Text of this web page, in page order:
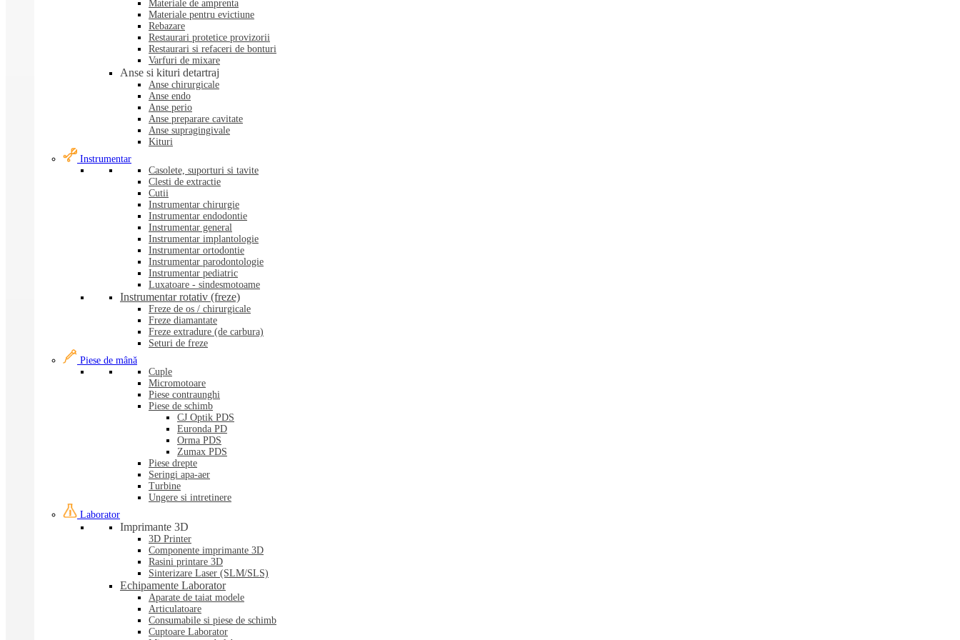
Materiale de amprenta
Materiale pentru evictiune
Rebazare
Restaurari protetice provizorii
Restaurari si refaceri de bonturi
Varfuri de mixare
Anse si kituri detartraj
Anse chirurgicale
Anse endo
Anse perio
Anse preparare cavitate
Anse supragingivale
Kituri
Instrumentar
Casolete, suporturi si tavite
Clesti de extractie
Cutii
Instrumentar chirurgie
Instrumentar endodontie
Instrumentar general
Instrumentar implantologie
Instrumentar ortodontie
Instrumentar parodontologie
Instrumentar pediatric
Luxatoare - sindesmotoame
Instrumentar rotativ (freze)
Freze de os / chirurgicale
Freze diamantate
Freze extradure (de carbura)
Seturi de freze
Piese de mână
Cuple
Micromotoare
Piese contraunghi
Piese de schimb
CJ Optik PDS
Euronda PD
Orma PDS
Zumax PDS
Piese drepte
Seringi apa-aer
Turbine
Ungere si intretinere
Laborator
Imprimante 3D
3D Printer
Componente imprimante 3D
Rasini printare 3D
Sinterizare Laser (SLM/SLS)
Echipamente Laborator
Aparate de taiat modele
Articulatoare
Consumabile si piese de schimb
Cuptoare Laborator